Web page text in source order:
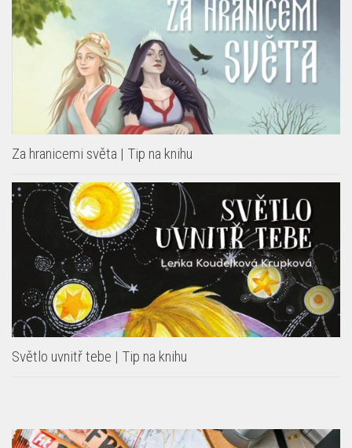
Za hranicemi světa | Tip na knihu
Světlo uvnitř tebe | Tip na knihu